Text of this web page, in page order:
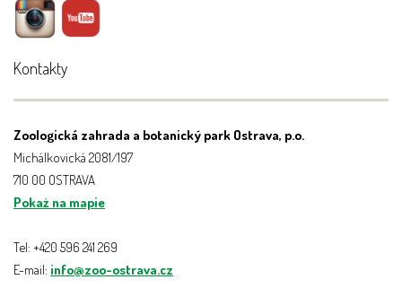
Kontakty
Zoologická zahrada a botanický park Ostrava, p.o.
Michálkovická 2081/197
710 00 OSTRAVA
Pokaż na mapie
Tel: +420 596 241 269
E-mail: info@zoo-ostrava.cz